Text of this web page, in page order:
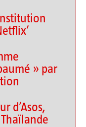
» par
d’Asos,